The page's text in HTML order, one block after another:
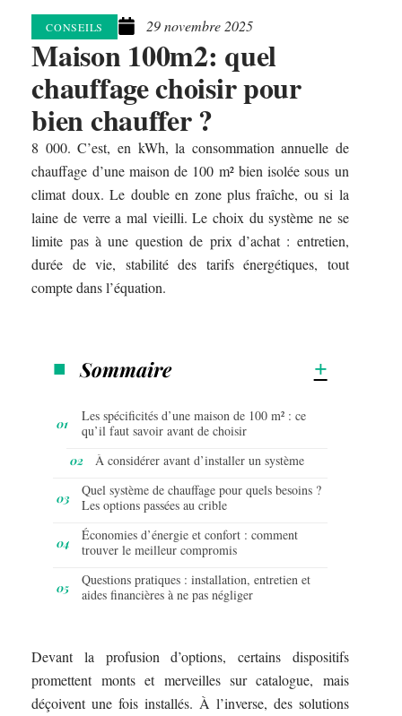
CONSEILS 29 novembre 2025
Maison 100m2: quel
chauffage choisir pour
bien chauffer ?
8 000. C’est, en kWh, la consommation annuelle de
chauffage d’une maison de 100 m² bien isolée sous un
climat doux. Le double en zone plus fraîche, ou si la
laine de verre a mal vieilli. Le choix du système ne se
limite pas à une question de prix d’achat : entretien,
durée de vie, stabilité des tarifs énergétiques, tout
compte dans l’équation.
Sommaire
Les spécificités d’une maison de 100 m² : ce
qu’il faut savoir avant de choisir
À considérer avant d’installer un système
Quel système de chauffage pour quels besoins ?
Les options passées au crible
Économies d’énergie et confort : comment
trouver le meilleur compromis
Questions pratiques : installation, entretien et
aides financières à ne pas négliger
Devant la profusion d’options, certains dispositifs
promettent monts et merveilles sur catalogue, mais
déçoivent une fois installés. À l’inverse, des solutions